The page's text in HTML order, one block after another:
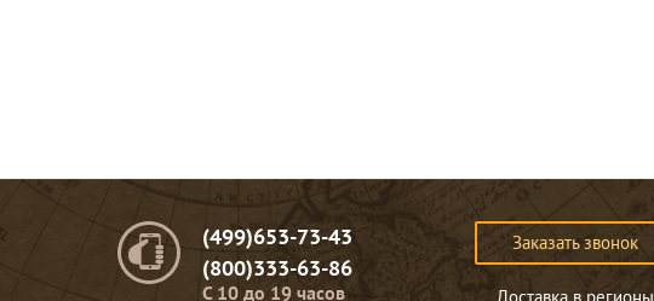
(499)653-73-43
(800)333-63-86
C 10 до 19 часов
Заказать звонок